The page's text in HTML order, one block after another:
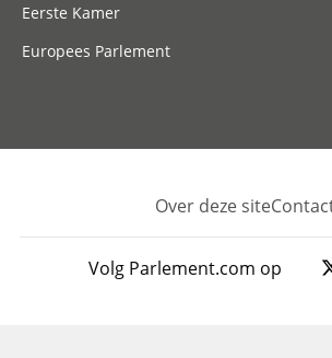
Eerste Kamer
Europees Parlement
Footer
Over deze site
Volg Parlement.com op